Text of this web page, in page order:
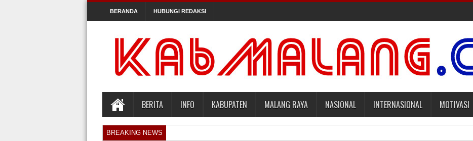
BERANDA HUBUNGI REDAKSI
BERITA INFO KABUPATEN MALANG RAYA NASIONAL INTERNASIONAL MOTIVASI
BREAKING NEWS